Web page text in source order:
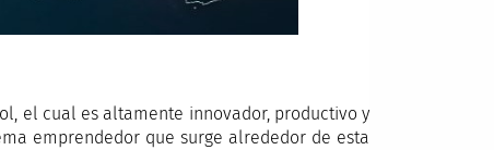
el cual es altamente innovador, productivo y
emprendedor que surge alrededor de esta